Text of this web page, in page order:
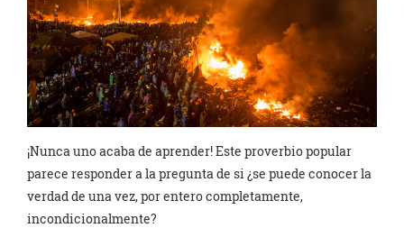
¡Nunca uno acaba de aprender! Este proverbio popular
parece responder a la pregunta de si ¿se puede conocer la
verdad de una vez, por entero completamente,
incondicionalmente?